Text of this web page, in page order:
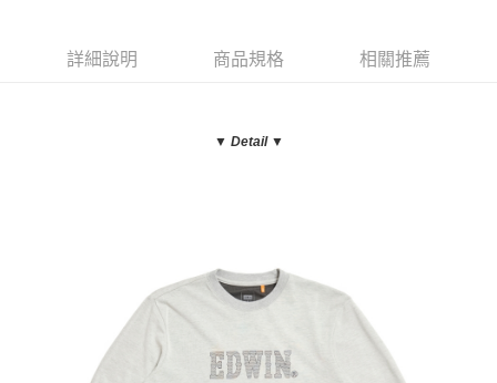
詳細說明 商品規格 相關推薦
▼ Detail ▼